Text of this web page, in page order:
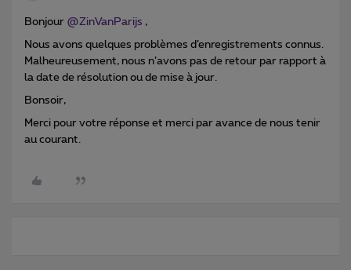
Bonjour ​ @ZinVanParijs ,
Nous avons quelques problèmes d’enregistrements connus.
Malheureusement, nous n’avons pas de retour par rapport à
la date de résolution ou de mise à jour.
Bonsoir,
Merci pour votre réponse et merci par avance de nous tenir
au courant.